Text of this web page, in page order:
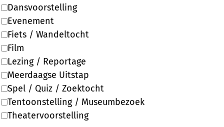
Dansvoorstelling
Evenement
Fiets / Wandeltocht
Film
Lezing / Reportage
Meerdaagse Uitstap
Spel / Quiz / Zoektocht
Tentoonstelling / Museumbezoek
Theatervoorstelling